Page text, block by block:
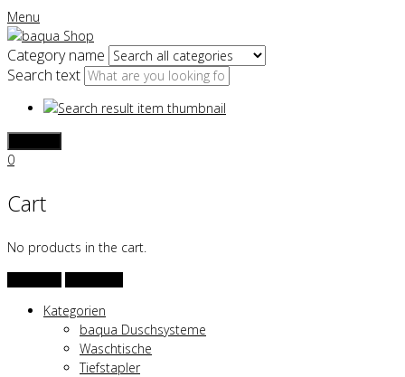
Menu
Category name
Search text
0
Cart
No products in the cart.
Kategorien
baqua Duschsysteme
Waschtische
Tiefstapler